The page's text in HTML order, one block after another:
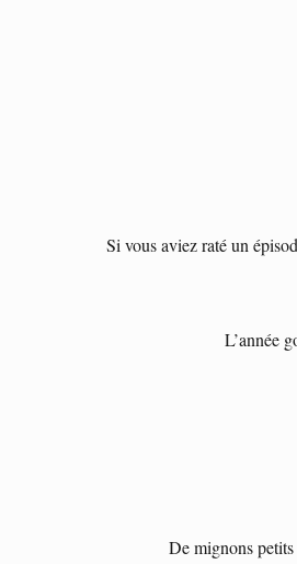
Si vous aviez raté un
L’année
De mignons